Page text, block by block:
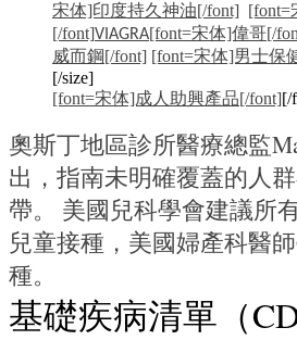
宋体]印度持久神油[/font] [font=
[/font]VIAGRA[font=宋体]偉哥[/
威而鋼[/font] [font=宋体]男士保
[/size]
[font=宋体]成人助興產品[/font][/
奧斯丁地區診所醫療總監
出，指南未明確覆蓋的人
帶。 美國兒科學會建議所
兒童接種，美國婦產科醫
種。
基礎疾病清單（